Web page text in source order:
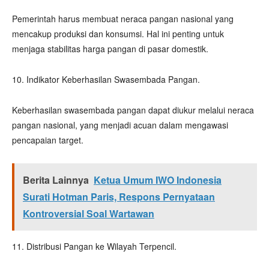
Pemerintah harus membuat neraca pangan nasional yang
mencakup produksi dan konsumsi. Hal ini penting untuk
menjaga stabilitas harga pangan di pasar domestik.
10. Indikator Keberhasilan Swasembada Pangan.
Keberhasilan swasembada pangan dapat diukur melalui neraca
pangan nasional, yang menjadi acuan dalam mengawasi
pencapaian target.
Berita Lainnya Ketua Umum IWO Indonesia
Surati Hotman Paris, Respons Pernyataan
Kontroversial Soal Wartawan
11. Distribusi Pangan ke Wilayah Terpencil.